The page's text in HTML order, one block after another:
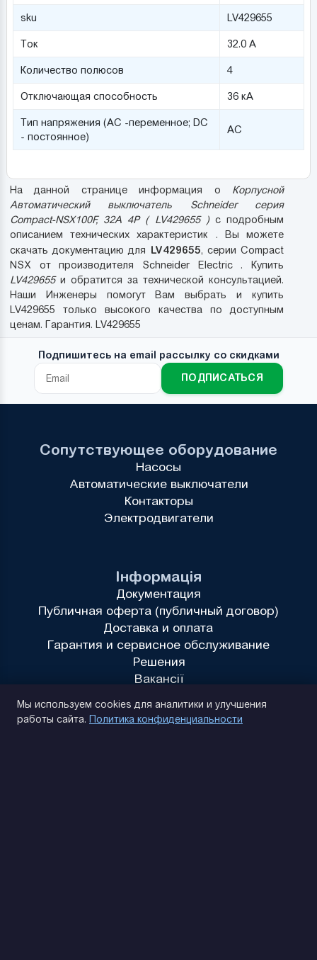
sku LV429655
Ток 32.0 А
Количество полюсов 4
Отключающая способность 36 кА
Тип напряжения (AC -переменное; DC
- постоянное)
AC
На данной странице информация о Корпусной
Автоматический выключатель Schneider серия
Compact-NSX100F, 32A 4P ( LV429655 )с подробным
описанием технических характеристик . Вы можете
скачать документацию для LV429655, серии Compact
NSX от производителя Schneider Electric . Купить
LV429655и обратится за технической консультацией.
Наши Инженеры помогут Вам выбрать и купить
LV429655 только высокого качества по доступным
ценам. Гарантия. LV429655
Подпишитесь на email рассылку со скидками
ПОДПИСАТЬСЯ
Інформація
Документация
Публичная оферта (публичный договор)
Доставка и оплата
Гарантия и сервисное обслуживание
Решения
Вакансії
Сопутствующее оборудование
Насосы
Автоматические выключатели
Контакторы
Электродвигатели
Мы используем cookies для аналитики и улучшения
работы сайта. Политика конфиденциальности